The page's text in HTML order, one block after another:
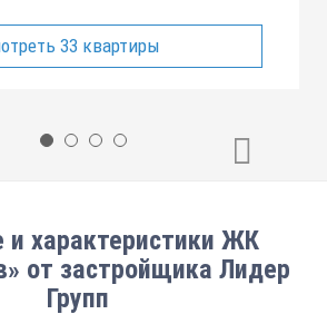
33 квартиры
и характеристики ЖК
от застройщика Лидер
Групп